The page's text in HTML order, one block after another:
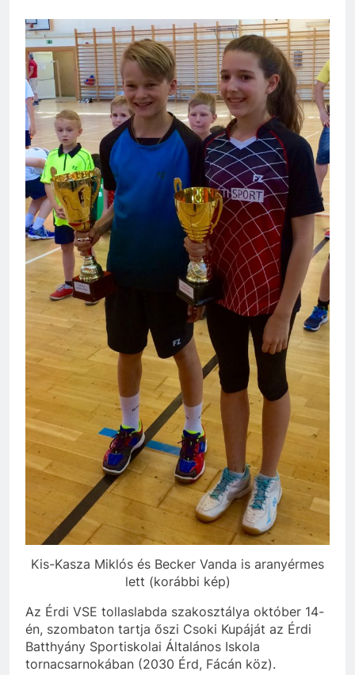
Kis-Kasza Miklós és Becker Vanda is aranyérmes
lett (korábbi kép)
Az Érdi VSE tollaslabda szakosztálya október 14-
én, szombaton tartja őszi Csoki Kupáját az Érdi
Batthyány Sportiskolai Általános Iskola
tornacsarnokában (2030 Érd, Fácán köz).